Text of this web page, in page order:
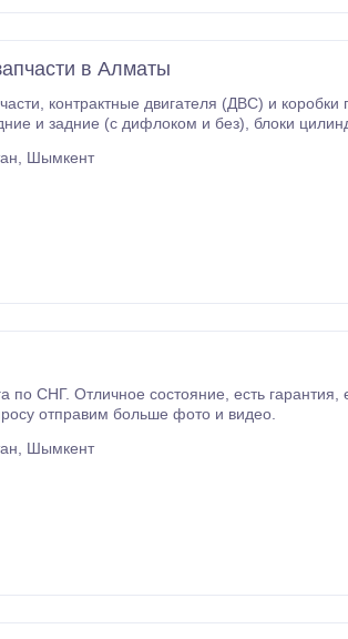
в Алматы
МКПП),
Шымкент
или пишите сообщение, по запросу отправим больше фото и видео.
Шымкент